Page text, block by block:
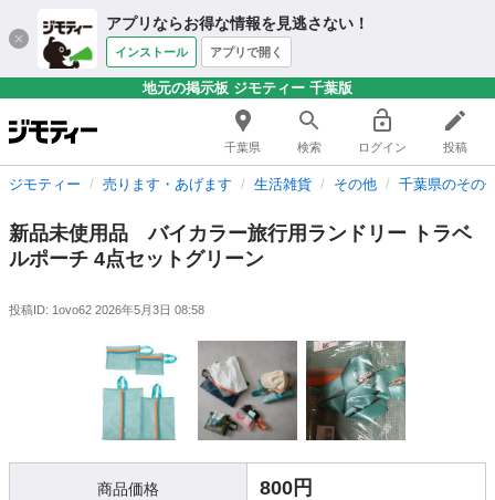
アプリならお得な情報を見逃さない！
インストール アプリで開く
地元の掲示板 ジモティー 千葉版
千葉県 検索 ログイン 投稿
ジモティー 売ります・あげます 生活雑貨 その他 千葉県のその
新品未使用品 バイカラー旅行用ランドリー トラベ
ルポーチ 4点セットグリーン
投稿ID: 1ovo62 2026年5月3日 08:58
商品価格 800円